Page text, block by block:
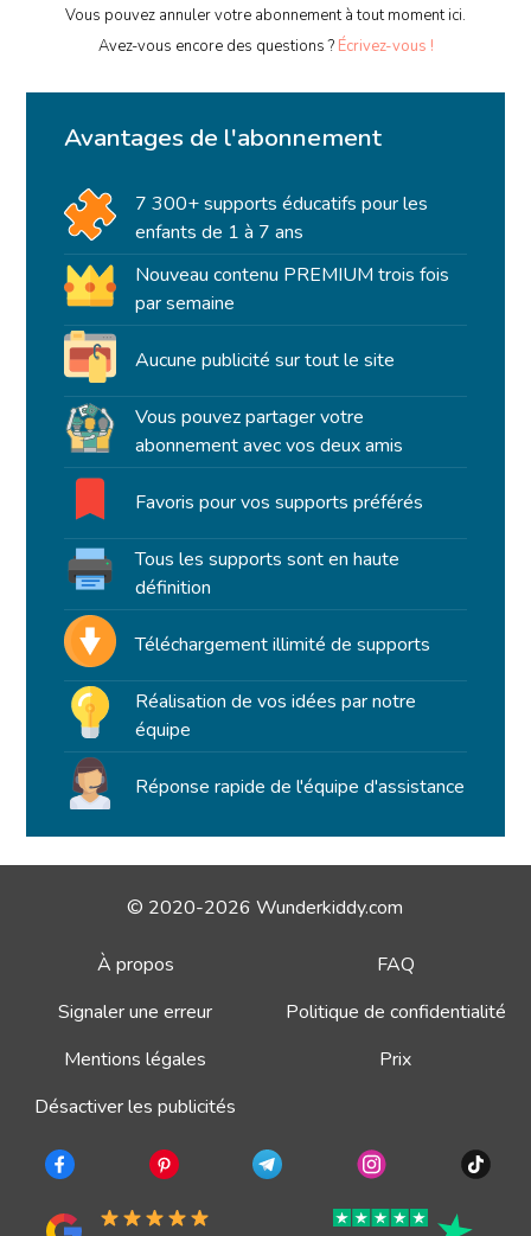
Vous pouvez annuler votre abonnement à tout moment ici.
Avez-vous encore des questions ? Écrivez-vous !
Avantages de l'abonnement
7 300+ supports éducatifs pour les
enfants de 1 à 7 ans
Nouveau contenu PREMIUM trois fois
par semaine
Aucune publicité sur tout le site
Vous pouvez partager votre
abonnement avec vos deux amis
Favoris pour vos supports préférés
Tous les supports sont en haute
définition
Téléchargement illimité de supports
Réalisation de vos idées par notre
équipe
Réponse rapide de l'équipe d'assistance
© 2020-2026 Wunderkiddy.com
À propos
FAQ
Signaler une erreur
Politique de confidentialité
Mentions légales
Prix
Désactiver les publicités